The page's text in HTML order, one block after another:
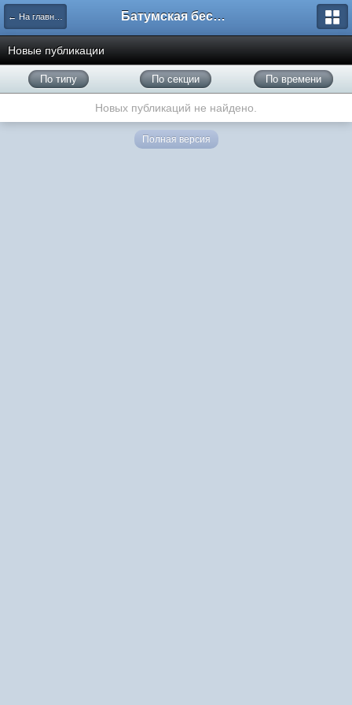
← На главную Батумская беседка
Новые публикации
По типу По секции По времени
Новых публикаций не найдено.
Полная версия